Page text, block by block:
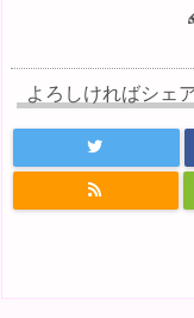
よろしければシェ